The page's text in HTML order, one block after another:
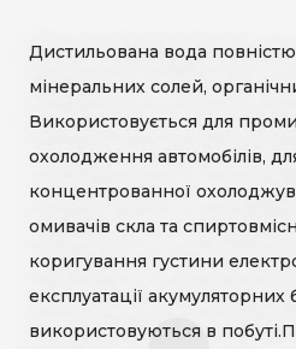
ЗАМОВЛЯЙ
НАШУ
Контакти
Засоби для дезінфекції
Мийні засоби з дезінфікуючим
Автохімія та
Дистильована вода
мінеральних солей,
Використовується для
охолодження автомобілів,
концентрованної
омивачів скла та
коригування густини
експлуатації акумуляторних
використовуються в